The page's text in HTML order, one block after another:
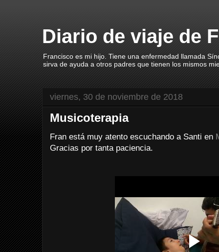
Diario de viaje de
Francisco es mi hijo. Tiene una enfermedad llamada
sirva de ayuda a otros padres que tienen los mismos
viernes, 30 de noviembre de 2018
Musicoterapia
Fran está muy atento escuchando a Santi en
Gracias por tanta paciencia.